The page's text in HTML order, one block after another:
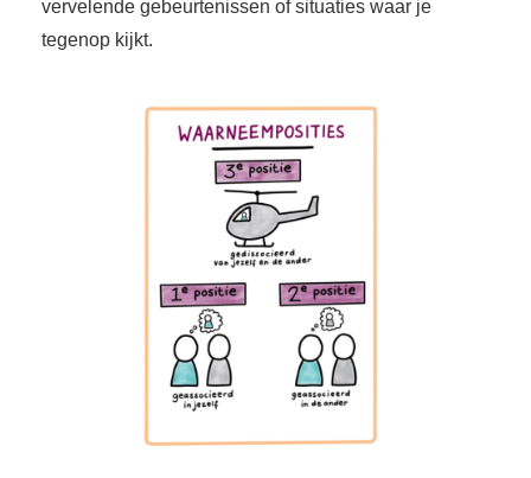
vervelende gebeurtenissen of situaties waar je
tegenop kijkt.